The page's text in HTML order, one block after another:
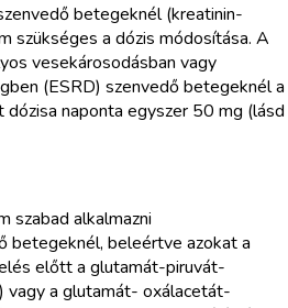
betegeknél (kreatinin-
szükséges a dózis módosítása. A
vesekárosodásban vagy
(ESRD) szenvedő betegeknél a
naponta egyszer 50 mg (lásd
szabad alkalmazni
betegeknél, beleértve azokat a
előtt a glutamát-piruvát-
vagy a glutamát- oxálacetát-